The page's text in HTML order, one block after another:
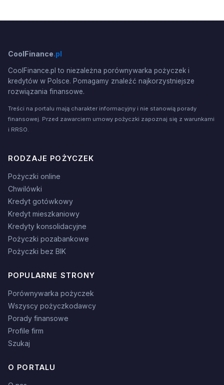
CoolFinance.pl
CoolFinance.pl to niezależna porównywarka pożyczek i
kredytów w Polsce. Pomagamy znaleźć najkorzystniejsze
rozwiązania finansowe.
Treści na portalu mają charakter informacyjny i nie stanowią porady
finansowej. Przed zawarciem umowy pożyczki zapoznaj się z warunkami
i RRSO.
RODZAJE POŻYCZEK
Pożyczki online
Chwilówki
Kredyt gotówkowy
Kredyt mieszkaniowy
Kredyty konsolidacyjne
Pożyczki pozabankowe
Pożyczki bez BIK
POPULARNE STRONY
Porównywarka pożyczek
Wszyscy pożyczkodawcy
Porady finansowe
Profile firm
Szukaj
O PORTALU